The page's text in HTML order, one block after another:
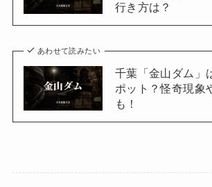
行き方は？
あわせて読みたい
千葉「金山ダム」
ポット？怪奇現象
も！